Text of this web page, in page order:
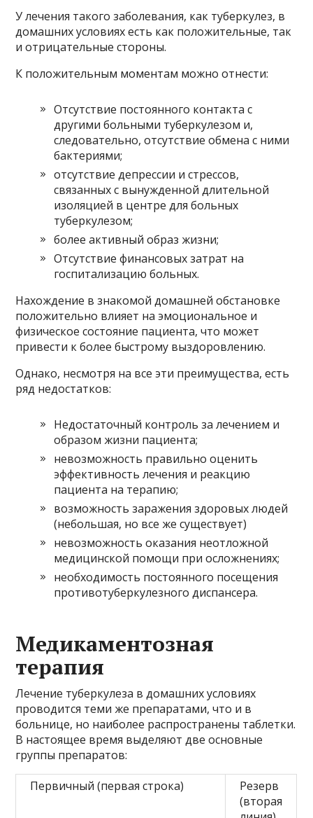
У лечения такого заболевания, как туберкулез, в
домашних условиях есть как положительные, так
и отрицательные стороны.
К положительным моментам можно отнести:
Отсутствие постоянного контакта с
другими больными туберкулезом и,
следовательно, отсутствие обмена с ними
бактериями;
отсутствие депрессии и стрессов,
связанных с вынужденной длительной
изоляцией в центре для больных
туберкулезом;
более активный образ жизни;
Отсутствие финансовых затрат на
госпитализацию больных.
Нахождение в знакомой домашней обстановке
положительно влияет на эмоциональное и
физическое состояние пациента, что может
привести к более быстрому выздоровлению.
Однако, несмотря на все эти преимущества, есть
ряд недостатков:
Недостаточный контроль за лечением и
образом жизни пациента;
невозможность правильно оценить
эффективность лечения и реакцию
пациента на терапию;
возможность заражения здоровых людей
(небольшая, но все же существует)
невозможность оказания неотложной
медицинской помощи при осложнениях;
необходимость постоянного посещения
противотуберкулезного диспансера.
Медикаментозная
терапия
Лечение туберкулеза в домашних условиях
проводится теми же препаратами, что и в
больнице, но наиболее распространены таблетки.
В настоящее время выделяют две основные
группы препаратов:
Первичный (первая строка)
Резерв
(вторая